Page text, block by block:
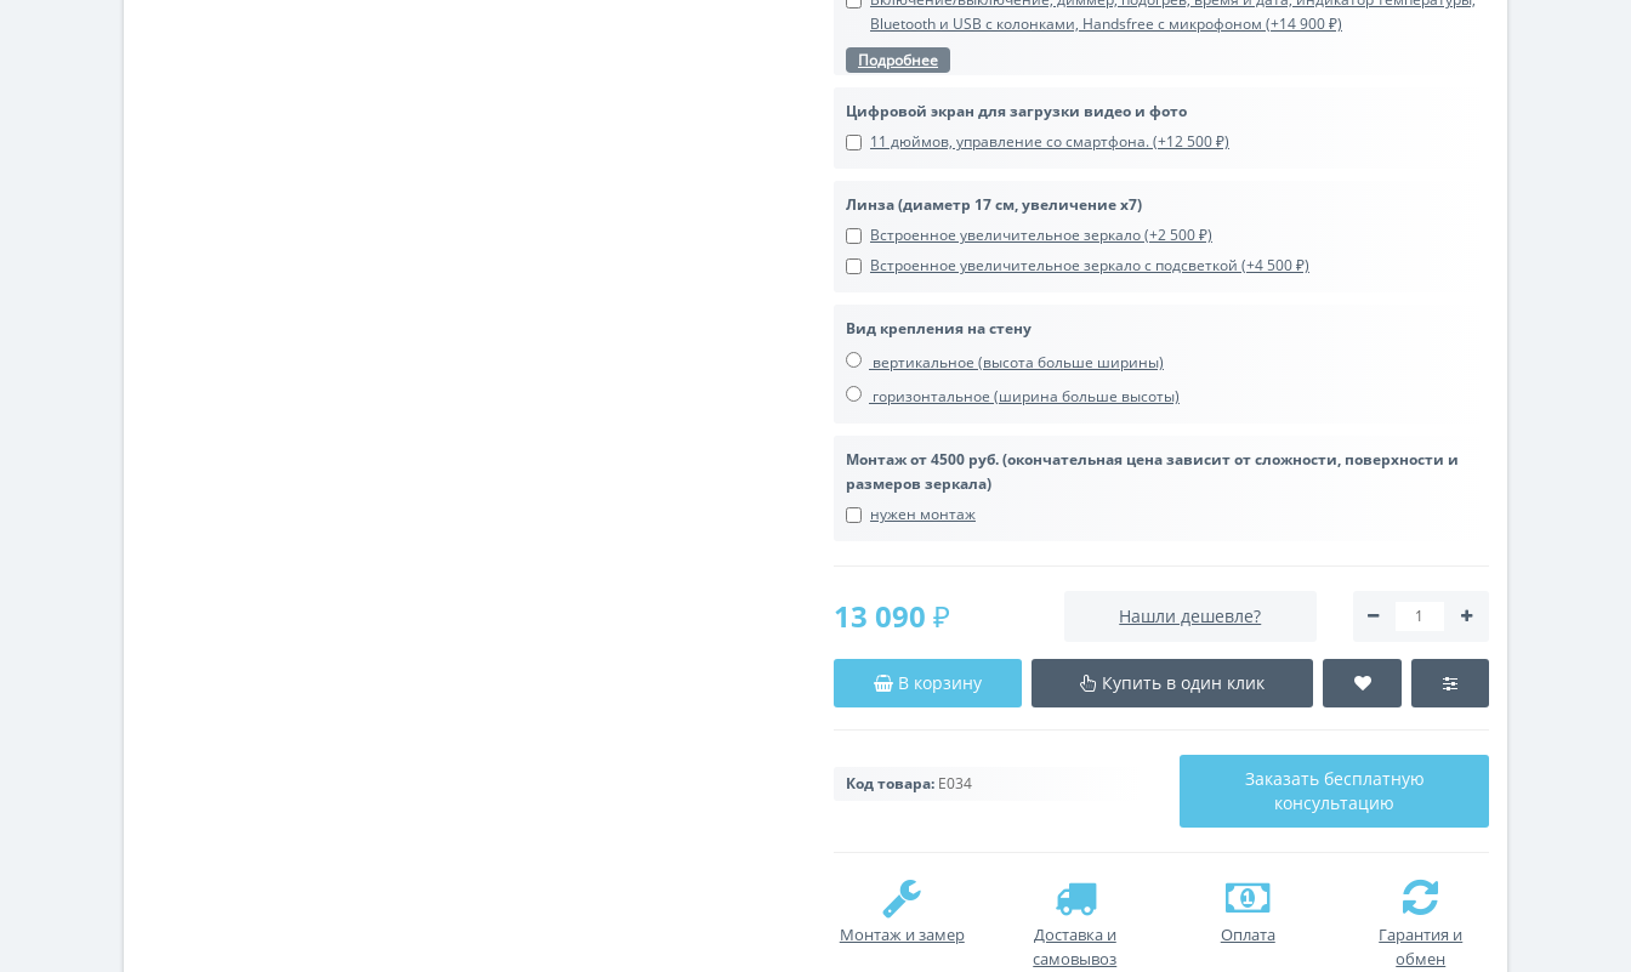
Bluetooth и USB с колонками, Handsfree с микрофоном (+14 900 ₽)
Подробнее
Цифровой экран для загрузки видео и фото
11 дюймов, управление со смартфона. (+12 500 ₽)
Линза (диаметр 17 см, увеличение х7)
Встроенное увеличительное зеркало (+2 500 ₽)
Встроенное увеличительное зеркало с подсветкой (+4 500 ₽)
Вид крепления на стену
вертикальное (высота больше ширины)
горизонтальное (ширина больше высоты)
Монтаж от 4500 руб. (окончательная цена зависит от сложности, поверхности и
размеров зеркала)
нужен монтаж
13 090 ₽ Нашли дешевле?
В корзину Купить в один клик
Код товара: E034
Заказать бесплатную
консультацию
Монтаж и замер
Доставка и
самовывоз
Оплата
Гарантия и
обмен